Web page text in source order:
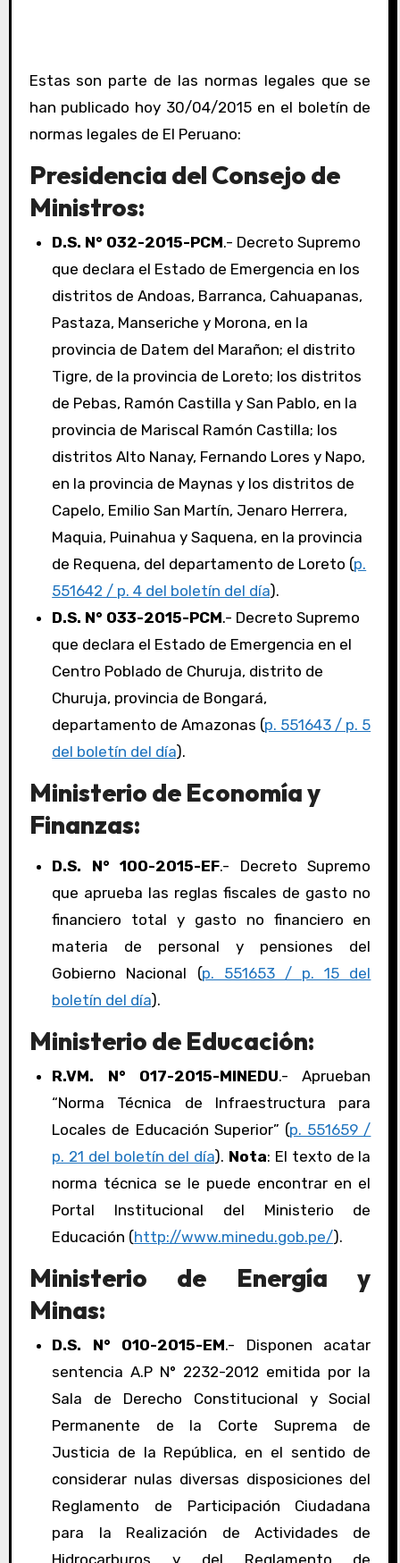
Estas son parte de las normas legales que se
han publicado hoy 30/04/2015 en el boletín de
normas legales de El Peruano:
Presidencia del Consejo de
Ministros:
D.S. N° 032-2015-PCM.- Decreto Supremo
que declara el Estado de Emergencia en los
distritos de Andoas, Barranca, Cahuapanas,
Pastaza, Manseriche y Morona, en la
provincia de Datem del Marañon; el distrito
Tigre, de la provincia de Loreto; los distritos
de Pebas, Ramón Castilla y San Pablo, en la
provincia de Mariscal Ramón Castilla; los
distritos Alto Nanay, Fernando Lores y Napo,
en la provincia de Maynas y los distritos de
Capelo, Emilio San Martín, Jenaro Herrera,
Maquia, Puinahua y Saquena, en la provincia
de Requena, del departamento de Loreto (p.
551642 / p. 4 del boletín del día).
D.S. N° 033-2015-PCM.- Decreto Supremo
que declara el Estado de Emergencia en el
Centro Poblado de Churuja, distrito de
Churuja, provincia de Bongará,
departamento de Amazonas (p. 551643 / p. 5
del boletín del día).
Ministerio de Economía y
Finanzas:
D.S. N° 100-2015-EF.- Decreto Supremo
que aprueba las reglas fiscales de gasto no
financiero total y gasto no financiero en
materia de personal y pensiones del
Gobierno Nacional (p. 551653 / p. 15 del
boletín del día).
Ministerio de Educación:
R.VM. N° 017-2015-MINEDU.- Aprueban
“Norma Técnica de Infraestructura para
Locales de Educación Superior” (p. 551659 /
p. 21 del boletín del día). Nota: El texto de la
norma técnica se le puede encontrar en el
Portal Institucional del Ministerio de
Educación (http://www.minedu.gob.pe/).
Ministerio de Energía y
Minas:
D.S. N° 010-2015-EM.- Disponen acatar
sentencia A.P N° 2232-2012 emitida por la
Sala de Derecho Constitucional y Social
Permanente de la Corte Suprema de
Justicia de la República, en el sentido de
considerar nulas diversas disposiciones del
Reglamento de Participación Ciudadana
para la Realización de Actividades de